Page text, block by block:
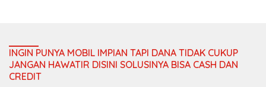
INGIN PUNYA MOBIL IMPIAN TAPI DANA TIDAK CUKUP
JANGAN HAWATIR DISINI SOLUSINYA BISA CASH DAN
CREDIT